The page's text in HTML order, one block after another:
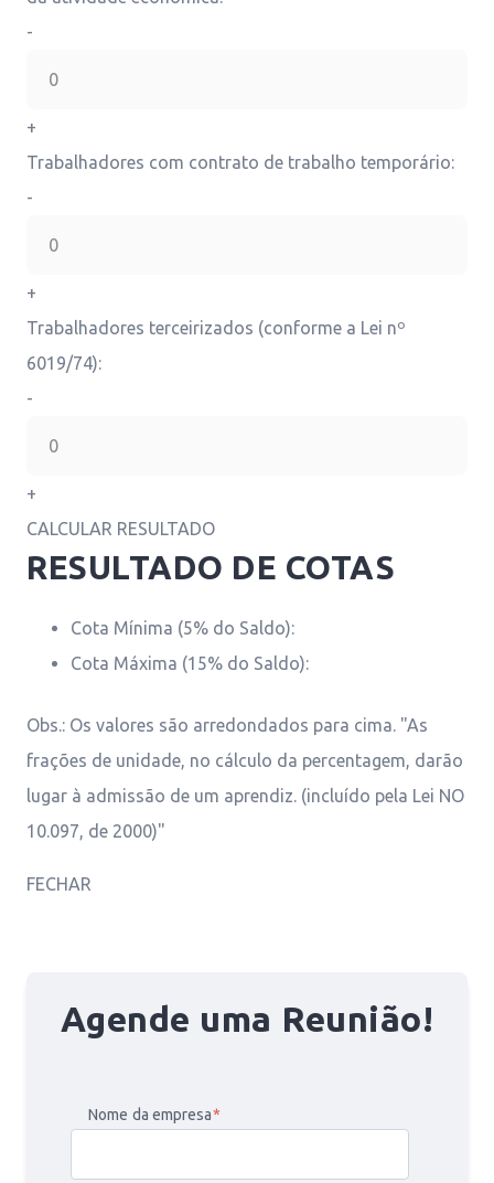
-
+
Trabalhadores com contrato de trabalho temporário:
-
+
Trabalhadores terceirizados (conforme a Lei nº
6019/74):
-
+
CALCULAR RESULTADO
RESULTADO DE COTAS
Cota Mínima (5% do Saldo):
Cota Máxima (15% do Saldo):
Obs.: Os valores são arredondados para cima. "As
frações de unidade, no cálculo da percentagem, darão
lugar à admissão de um aprendiz. (incluído pela Lei NO
10.097, de 2000)"
FECHAR
Agende uma Reunião!
Nome da empresa*